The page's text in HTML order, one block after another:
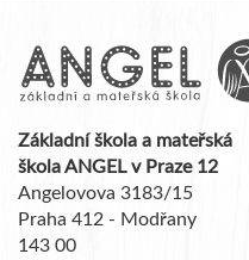
Základní škola a mateřská
škola ANGEL v Praze 12
Angelovova 3183/15
Praha 412 - Modřany
143 00